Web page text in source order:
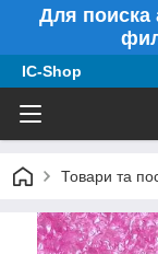
Для поиска
IC-Shop
Товари та